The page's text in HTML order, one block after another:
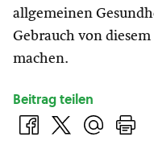
allgemeinen
Gebrauch von diesem
machen.
Beitrag teilen